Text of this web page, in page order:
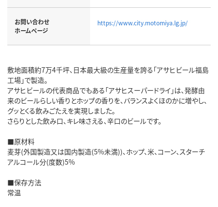
お問い合わせ
ホームページ
https://www.city.motomiya.lg.jp/
敷地面積約7万4千坪、日本最大級の生産量を誇る「アサヒビール福島
工場」で製造。
アサヒビールの代表商品でもある「アサヒスーパードライ」は、発酵由
来のビールらしい香りとホップの香りを、バランスよくほのかに増やし、
グッとくる飲みごたえを実現しました。
さらりとした飲み口、キレ味さえる、辛口のビールです。
■原材料
麦芽(外国製造又は国内製造(5%未満))、ホップ、米、コーン、スターチ
アルコール分(度数)5%
■保存方法
常温